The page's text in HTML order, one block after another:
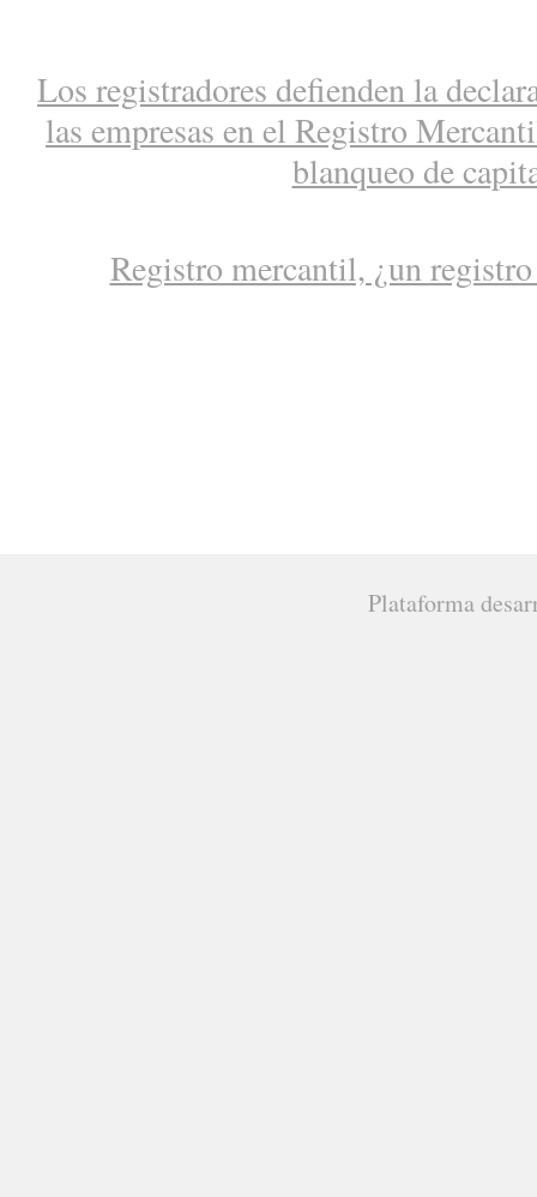
Los registradores defienden la
las empresas en el Registro
blanqueo de
Registro mercantil, ¿un
Plataforma